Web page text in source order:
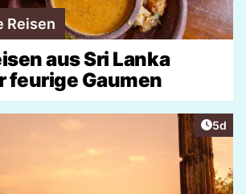
Reisen
aus Sri Lanka
feurige Gaumen
5d